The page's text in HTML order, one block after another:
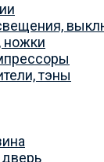
ножки
тэны